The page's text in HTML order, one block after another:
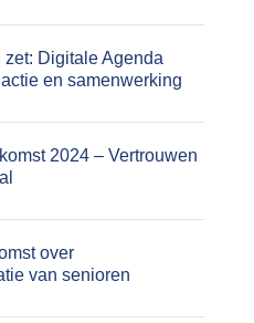
Digitale Agenda
en samenwerking
2024 – Vertrouwen
over
van senioren